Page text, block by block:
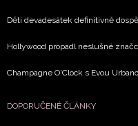
Děti devadesátek definitivně
Hollywood propadl neslušné
Champagne O'Clock s Evou
DOPORUČENÉ ČLÁNKY